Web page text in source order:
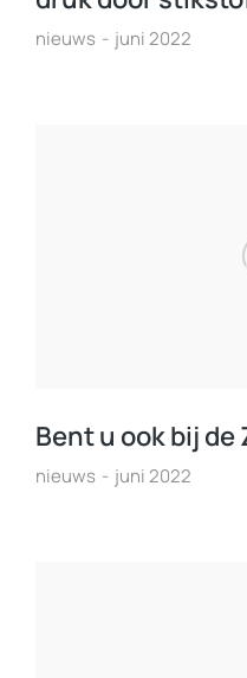
nieuws juni 2022
Bent u ook bij
nieuws juni 2022